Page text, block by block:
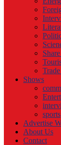
Shows
sports
Advertise
About Us
Contact